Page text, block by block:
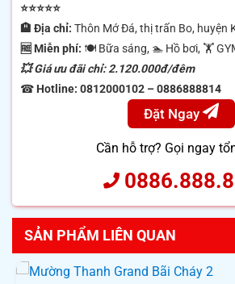
⭐⭐⭐⭐⭐
🏨 Địa chỉ: Thôn Mớ Đá, thị trấn Bo, huyện
🆓 Miễn phí: 🍽 Bữa sáng, 🏊 Hồ bơi, 🏋️
💥 Giá ưu đãi chỉ: 2.120.000đ/đêm
☎ Hotline: 0812000102 – 0886888814
Đặt Ngay
Cần hỗ trợ? Gọi ngay
SẢN PHẨM LIÊN QUAN